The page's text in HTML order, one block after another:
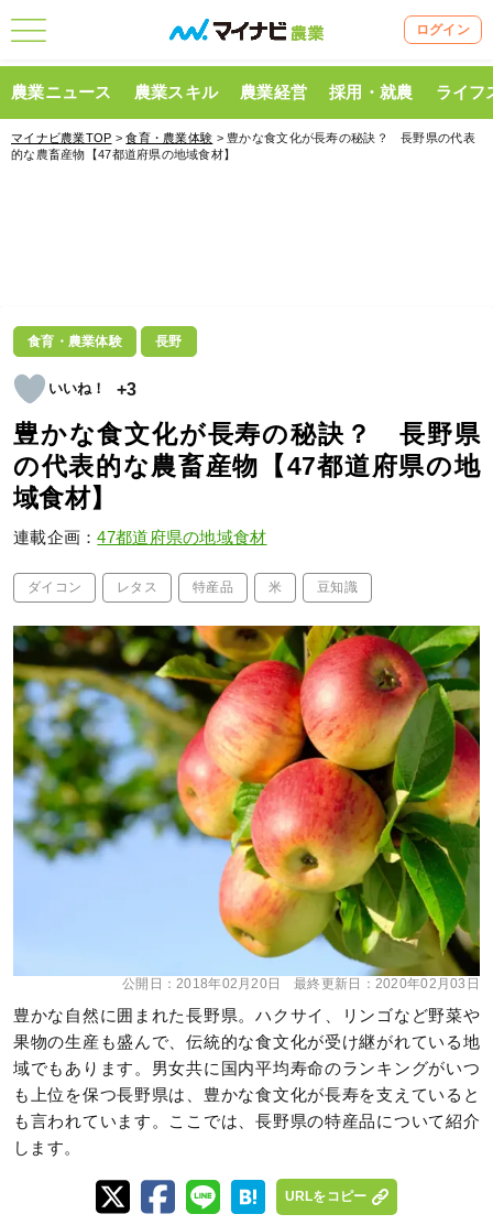
ログイン
農業ニュース 農業スキル 農業経営 採用・就農 ライフ
マイナビ農業TOP >食育・農業体験 > 豊かな食文化が長寿の秘訣？ 長野県の代表
的な農畜産物【47都道府県の地域食材】
食育・農業体験 長野
+3
豊かな食文化が長寿の秘訣？ 長野県
の代表的な農畜産物【47都道府県の地
域食材】
連載企画：47都道府県の地域食材
ダイコン レタス 特産品 米 豆知識
公開日：2018年02月20日 最終更新日： 2020年02月03日
豊かな自然に囲まれた長野県。ハクサイ、リンゴなど野菜や
果物の生産も盛んで、伝統的な食文化が受け継がれている地
域でもあります。男女共に国内平均寿命のランキングがいつ
も上位を保つ長野県は、豊かな食文化が長寿を支えていると
も言われています。ここでは、長野県の特産品について紹介
します。
URLをコピー